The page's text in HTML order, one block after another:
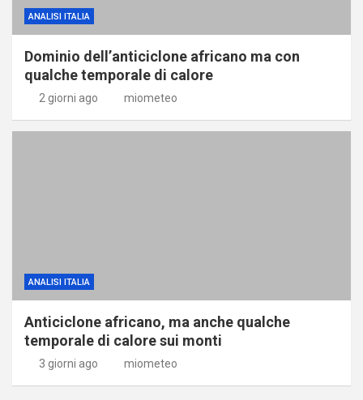
ANALISI ITALIA
Dominio dell’anticiclone africano ma con
qualche temporale di calore
2 giorni ago miometeo
ANALISI ITALIA
Anticiclone africano, ma anche qualche
temporale di calore sui monti
3 giorni ago miometeo